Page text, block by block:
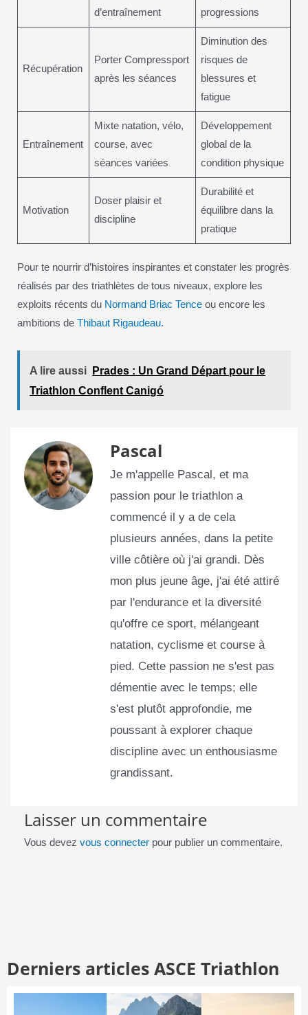
d’entraînement
progressions
Récupération
Porter Compressport
après les séances
Diminution des
risques de
blessures et
fatigue
Entraînement
Mixte natation, vélo,
course, avec
séances variées
Développement
global de la
condition physique
Motivation
Doser plaisir et
discipline
Durabilité et
équilibre dans la
pratique
Pour te nourrir d’histoires inspirantes et constater les progrès
réalisés par des triathlètes de tous niveaux, explore les
exploits récents du Normand Briac Tenceou encore les
ambitions de Thibaut Rigaudeau.
A lire aussi
Prades : Un Grand Départ pour le
Triathlon Conflent Canigó
Pascal
Je m'appelle Pascal, et ma
passion pour le triathlon a
commencé il y a de cela
plusieurs années, dans la petite
ville côtière où j'ai grandi. Dès
mon plus jeune âge, j'ai été attiré
par l'endurance et la diversité
qu'offre ce sport, mélangeant
natation, cyclisme et course à
pied. Cette passion ne s'est pas
démentie avec le temps; elle
s'est plutôt approfondie, me
poussant à explorer chaque
discipline avec un enthousiasme
grandissant.
Laisser un commentaire
Vous devez vous connecterpour publier un commentaire.
Derniers articles ASCE Triathlon